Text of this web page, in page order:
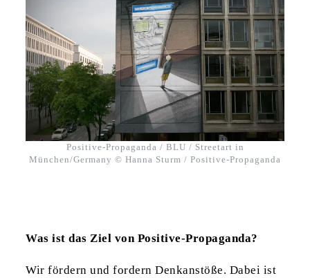
Positive-Propaganda / BLU / Streetart in
München/Germany © Hanna Sturm / Positive-Propaganda
Was ist das Ziel von Positive-Propaganda?
Wir fördern und fordern Denkanstöße. Dabei ist